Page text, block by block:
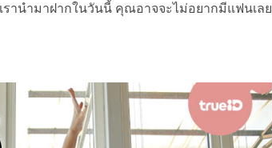
านำมาฝากในวันนี้ คุณอาจจะไม่อยากมีแฟนเลย